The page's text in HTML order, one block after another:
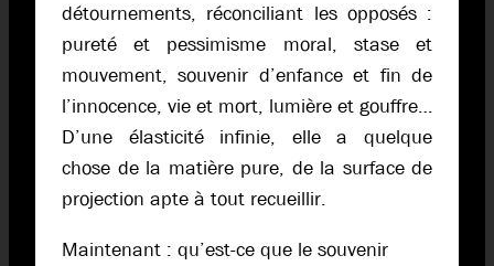
détournements, réconciliant les opposés :
pureté et pessimisme moral, stase et
mouvement, souvenir d’enfance et fin de
l’innocence, vie et mort, lumière et gouffre…
D’une élasticité infinie, elle a quelque
chose de la matière pure, de la surface de
projection apte à tout recueillir.
Maintenant : qu’est-ce que le souvenir